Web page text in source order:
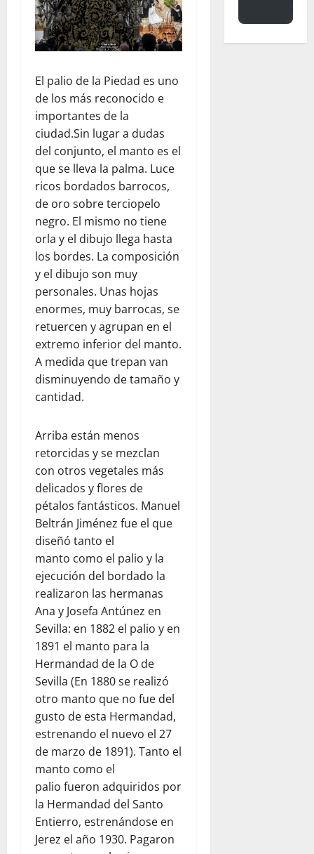
El palio de la Piedad es uno
de los más reconocido e
importantes de la
ciudad.Sin lugar a dudas
del conjunto, el manto es el
que se lleva la palma. Luce
ricos bordados barrocos,
de oro sobre terciopelo
negro. El mismo no tiene
orla y el dibujo llega hasta
los bordes. La composición
y el dibujo son muy
personales. Unas hojas
enormes, muy barrocas, se
retuercen y agrupan en el
extremo inferior del manto.
A medida que trepan van
disminuyendo de tamaño y
cantidad.
Arriba están menos
retorcidas y se mezclan
con otros vegetales más
delicados y flores de
pétalos fantásticos. Manuel
Beltrán Jiménez fue el que
diseñó tanto el
manto como el palio y la
ejecución del bordado la
realizaron las hermanas
Ana y Josefa Antúnez en
Sevilla: en 1882 el palio y en
1891 el manto para la
Hermandad de la O de
Sevilla (En 1880 se realizó
otro manto que no fue del
gusto de esta Hermandad,
estrenando el nuevo el 27
de marzo de 1891). Tanto el
manto como el
palio fueron adquiridos por
la Hermandad del Santo
Entierro, estrenándose en
Jerez el año 1930. Pagaron